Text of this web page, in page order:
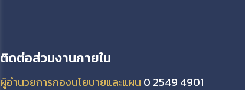
ติดต่อส่วนงานภายใน
ผู้อำนวยการกองนโยบายและแผน 0 2549 4901